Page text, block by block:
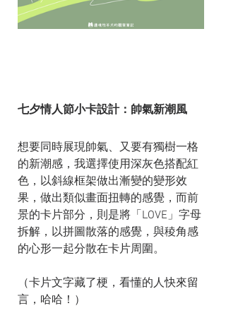
七夕情人節小卡設計：帥氣新潮風
想要同時展現帥氣、又要有獨樹一格
的新潮感，我選擇使用深灰色搭配紅
色，以斜線框架做出漸變的變形效
果，做出類似畫面扭轉的感覺，而前
景的卡片部分，則是將「LOVE」字母
拆解，以拼圖散落的感覺，與稜角感
的心形一起分散在卡片周圍。
（卡片文字藏了梗，看懂的人快來留
言，哈哈！）